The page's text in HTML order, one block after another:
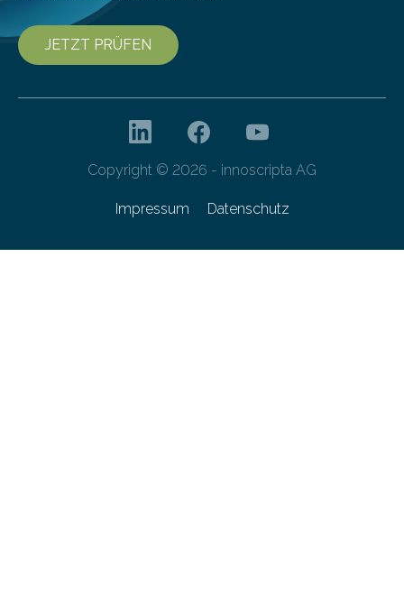
JETZT PRÜFEN
Copyright © 2026 - innoscripta AG
Impressum Datenschutz